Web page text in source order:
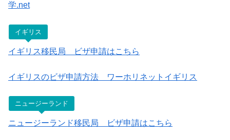
学.net
イギリス
イギリス移民局 ビザ申請はこちら
イギリスのビザ申請方法 ワーホリネットイギリス
ニュージーランド
ニュージーランド移民局 ビザ申請はこちら